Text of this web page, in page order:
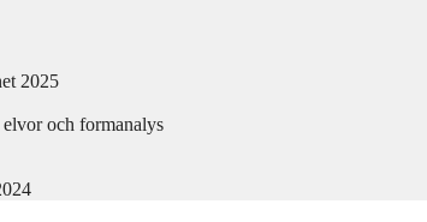
2025
och formanalys